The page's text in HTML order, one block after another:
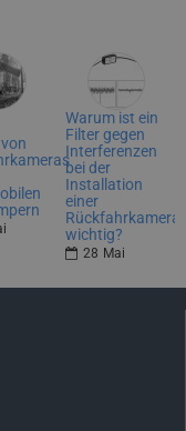
Warum ist ein
Filter gegen
Interferenzen
bei der
Installation
einer
Rückfahrkamera
wichtig?
28 Mai